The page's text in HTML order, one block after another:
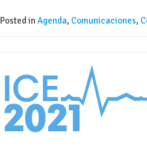
Posted in Agenda, Comunicaciones,